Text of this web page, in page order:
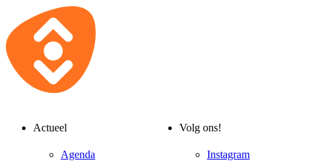
Actueel
Agenda
Volg ons!
Instagram